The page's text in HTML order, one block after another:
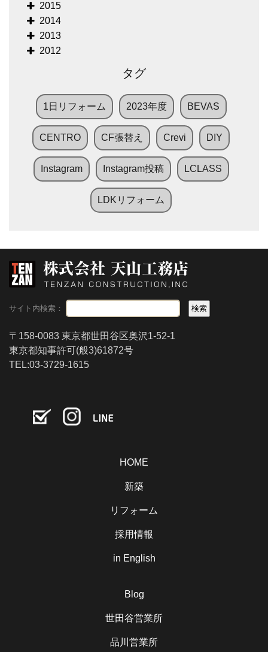
2015
2014
2013
2012
タグ
1日リフォーム 2023年度 BEVAS
CENTRO CF張替え Crevi DIY
Instagram Instagram投稿 LCLASS
LDKリフォーム
サイト内検索：
〒158-0083 東京都世田谷区奥沢1-52-1
東京都知事許可(般3)61872号
TEL:03-3729-1615
HOME
新築
リフォーム
採用情報
in English
Blog
世田谷営業所
品川営業所